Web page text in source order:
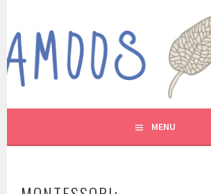
content
MUTUKAMOOS
ARENDAVAID TEGEVUSI LASTEGA
MENU